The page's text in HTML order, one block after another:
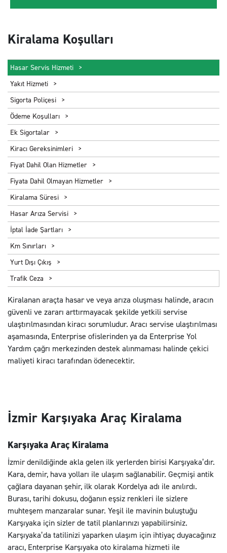
Kiralama Koşulları
Hasar Servis Hizmeti
Yakıt Hizmeti
Sigorta Poliçesi
Ödeme Koşulları
Ek Sigortalar
Kiracı Gereksinimleri
Fiyat Dahil Olan Hizmetler
Fiyata Dahil Olmayan Hizmetler
Kiralama Süresi
Hasar Arıza Servisi
İptal İade Şartları
Km Sınırları
Yurt Dışı Çıkış
Trafik Ceza
Kiralanan araçta hasar ve veya arıza oluşması halinde, aracın
güvenli ve zararı arttırmayacak şekilde yetkili servise
ulaştırılmasından kiracı sorumludur. Aracı servise ulaştırılması
aşamasında, Enterprise ofislerinden ya da Enterprise Yol
Yardım çağrı merkezinden destek alınmaması halinde çekici
maliyeti kiracı tarafından ödenecektir.
İzmir Karşıyaka Araç Kiralama
Karşıyaka Araç Kiralama
İzmir denildiğinde akla gelen ilk yerlerden birisi Karşıyaka’dır.
Kara, demir, hava yolları ile ulaşım sağlanabilir. Geçmişi antik
çağlara dayanan şehir, ilk olarak Kordelya adı ile anılırdı.
Burası, tarihi dokusu, doğanın eşsiz renkleri ile sizlere
muhteşem manzaralar sunar. Yeşil ile mavinin buluştuğu
Karşıyaka için sizler de tatil planlarınızı yapabilirsiniz.
Karşıyaka’da tatilinizi yaparken ulaşım için ihtiyaç duyacağınız
aracı, Enterprise Karşıyaka oto kiralama hizmeti ile